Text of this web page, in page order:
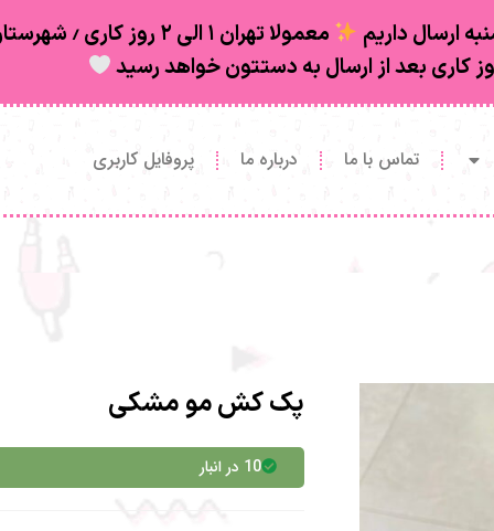
ارسال داریم
تماس با ما درباره ما پروفایل کاربری
پک کش مو مشکی
10 در انبار